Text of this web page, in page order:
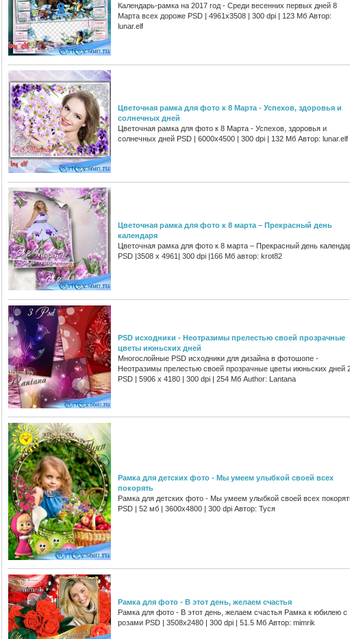
Календарь-рамка на 2017 год - Среди весенних первых дней 8
Марта всех дороже PSD | 4961х3508 | 300 dpi | 123 Мб Автор:
lunar.elf
Цветочная рамка для фото к 8 Марта - Успехов, здоровья и
солнечных дней
Цветочная рамка для фото к 8 Марта - Успехов, здоровья и
солнечных дней PSD | 6000х4500 | 300 dpi | 132 Мб Автор: lunar.elf
Цветочная рамка для фото к 8 марта – Прекрасный день
календаря
Цветочная рамка для фото к 8 марта – Прекрасный день
PSD |3508 x 4961| 300 dpi |166 Мб автор: krot82
PSD исходники - Неотразимы прелестью своей прозрачные
цветы июньских дней
Многослойные PSD исходники для дизайна в фотошопе -
Неотразимы прелестью своей прозрачные цветы июньских дней
PSD | 5906 x 4180 | 300 dpi | 254 Мб Author: Lantana
Рамка для детских фото - Мы умеем улыбкой своей всех
покорять
Рамка для детских фото - Мы умеем улыбкой своей всех
PSD | 52 мб | 3600х4800 | 300 dpi Автор: Туся
Рамка для фото - В этот день, желаем счастья
Рамка для фото - В этот день, желаем счастья Рамка к юбилею с
розами PSD | 3508x2480 | 300 dpi | 51.5 Мб Автор: mimrik